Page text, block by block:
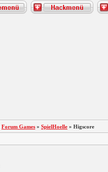
Forum Games » SpielHoelle » Higscore